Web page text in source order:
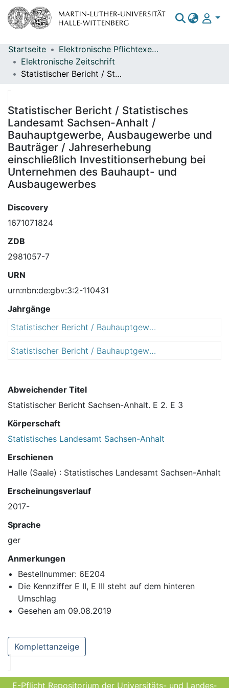
Bereiche & Sammlungen
Das gesamte Repositorium
Startseite
Elektronische Pflichtexemplare
Elektronische Zeitschrift
Statistischer Bericht / Statistisches Landesamt Sachsen-Anhalt / Bauhauptgewerbe, Ausbaugewerbe und Bauträger / Jahreserhebung einschließlich Investitionserhebung bei Unternehmen des Bauhaupt- und Ausbaugewerbes
Statistischer Bericht / Statistisches
Landesamt Sachsen-Anhalt /
Bauhauptgewerbe, Ausbaugewerbe und
Bauträger / Jahreserhebung
einschließlich Investitionserhebung bei
Unternehmen des Bauhaupt- und
Ausbaugewerbes
Discovery
1671071824
ZDB
2981057-7
URN
urn:nbn:de:gbv:3:2-110431
Jahrgänge
Statistischer Bericht / Bauhauptgewerbe, Ausbaugewerbe und Bauträger / Jahreserhebung einschließlich Investitionserhebung bei Unternehmen des Bauhaupt- und Ausbaugewerbes
Statistischer Bericht / Bauhauptgewerbe, Ausbaugewerbe und Bauträger / Jahreserhebung einschließlich Investitionserhebung bei Unternehmen des Bauhaupt- und Ausbaugewerbes
Abweichender Titel
Statistischer Bericht Sachsen-Anhalt. E 2. E 3
Körperschaft
Statistisches Landesamt Sachsen-Anhalt
Erschienen
Halle (Saale) : Statistisches Landesamt Sachsen-Anhalt
Erscheinungsverlauf
2017-
Sprache
ger
Anmerkungen
Bestellnummer: 6E204
Die Kennziffer E II, E III steht auf dem hinteren
Umschlag
Gesehen am 09.08.2019
Komplettanzeige
E-Pflicht Repositorium der Universitäts- und Landes­